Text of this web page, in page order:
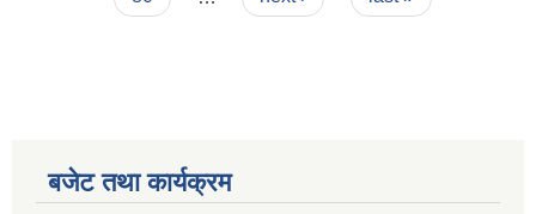
बजेट तथा कार्यक्रम